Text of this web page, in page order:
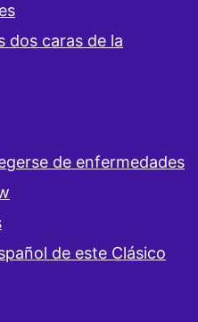
dos caras de la
de enfermedades
de este Clásico